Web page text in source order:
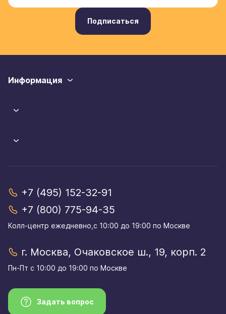
Подписаться
Информация
+7 (495) 152-32-91
+7 (800) 775-94-35
Колл-центр eжедневно,с 10:00 до 19:00 по Москве
г. Москва, Очаковское ш., 19, корп. 2
Пн-Пт с 10:00 до 19:00 по Москве
Задать вопрос